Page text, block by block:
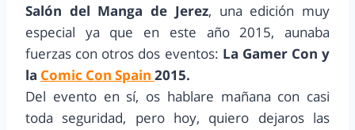
Salón del Manga de Jerez, una edición muy
especial ya que en este año 2015, aunaba
fuerzas con otros dos eventos: La Gamer Con y
la Comic Con Spain 2015.
Del evento en sí, os hablare mañana con casi
toda seguridad, pero hoy, quiero dejaros las